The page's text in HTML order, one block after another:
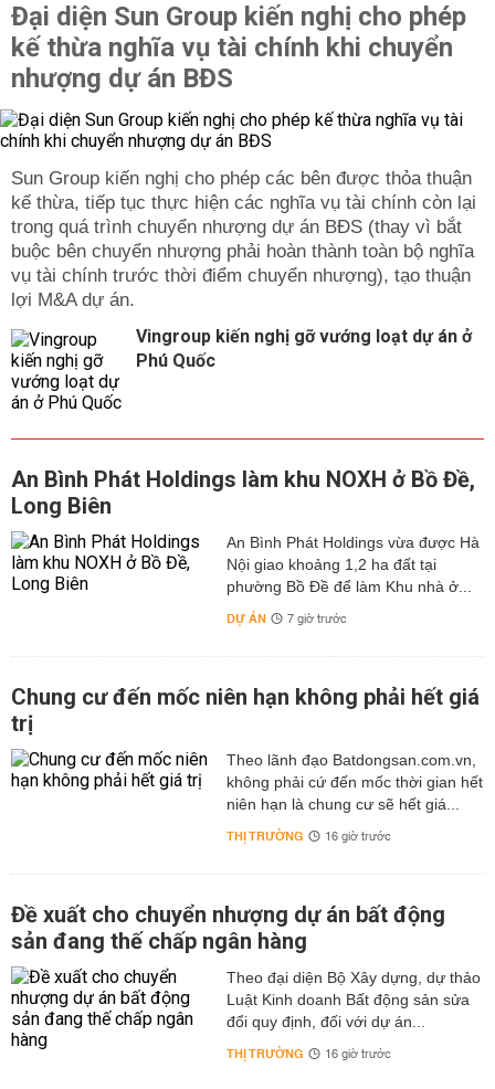
Đại diện Sun Group kiến nghị cho phép
kế thừa nghĩa vụ tài chính khi chuyển
nhượng dự án BĐS
Sun Group kiến nghị cho phép các bên được thỏa thuận
kế thừa, tiếp tục thực hiện các nghĩa vụ tài chính còn lại
trong quá trình chuyển nhượng dự án BĐS (thay vì bắt
buộc bên chuyển nhượng phải hoàn thành toàn bộ nghĩa
vụ tài chính trước thời điểm chuyển nhượng), tạo thuận
lợi M&A dự án.
Vingroup kiến nghị gỡ vướng loạt dự án ở
Phú Quốc
An Bình Phát Holdings làm khu NOXH ở Bồ Đề,
Long Biên
An Bình Phát Holdings vừa được Hà
Nội giao khoảng 1,2 ha đất tại
phường Bồ Đề để làm Khu nhà ở...
DỰ ÁN 7 giờ trước
Chung cư đến mốc niên hạn không phải hết giá
trị
Theo lãnh đạo Batdongsan.com.vn,
không phải cứ đến mốc thời gian hết
niên hạn là chung cư sẽ hết giá...
THỊ TRƯỜNG 16 giờ trước
Đề xuất cho chuyển nhượng dự án bất động
sản đang thế chấp ngân hàng
Theo đại diện Bộ Xây dựng, dự thảo
Luật Kinh doanh Bất động sản sửa
đổi quy định, đối với dự án...
THỊ TRƯỜNG 16 giờ trước